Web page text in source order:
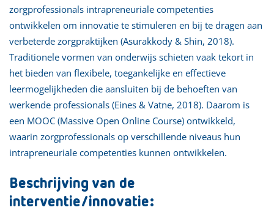
zorgprofessionals intrapreneuriale competenties
ontwikkelen om innovatie te stimuleren en bij te dragen aan
verbeterde zorgpraktijken (Asurakkody & Shin, 2018).
Traditionele vormen van onderwijs schieten vaak tekort in
het bieden van flexibele, toegankelijke en effectieve
leermogelijkheden die aansluiten bij de behoeften van
werkende professionals (Eines & Vatne, 2018). Daarom is
een MOOC (Massive Open Online Course) ontwikkeld,
waarin zorgprofessionals op verschillende niveaus hun
intrapreneuriale competenties kunnen ontwikkelen.
Beschrijving van de
interventie/innovatie: